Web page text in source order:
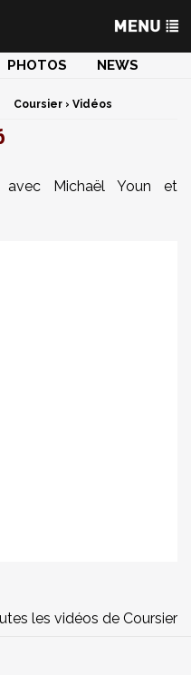
PHOTOS
NEWS
Coursier › Vidéos
avec Michaël Youn et
les vidéos de Coursier